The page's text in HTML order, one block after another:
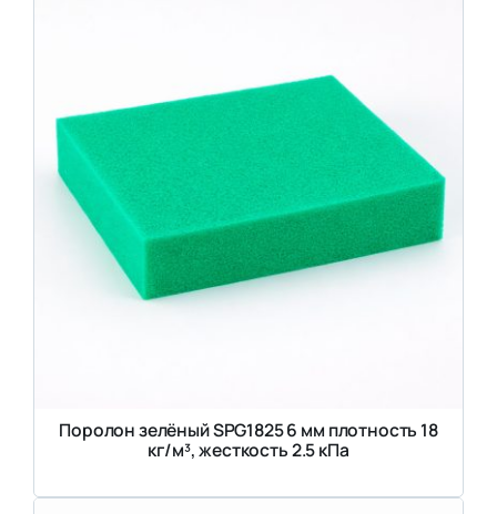
Поролон зелёный SPG1825 6 мм плотность 18
кг/м³, жесткость 2.5 кПа